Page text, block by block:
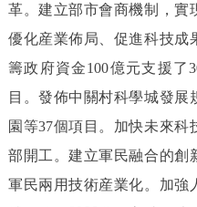
革。建立部市會商機制，實
優化産業佈局、促進科技成
籌政府資金100億元支援了
目。發佈中關村科學城發
園等37個項目。加快未來科
部開工。建立軍民融合的創
軍民兩用技術産業化。加強